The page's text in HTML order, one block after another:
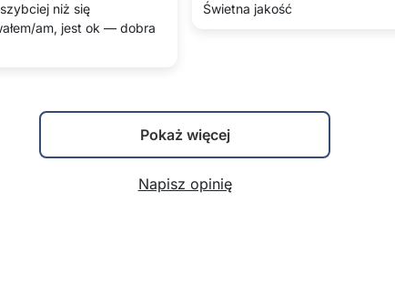
niż się
am, jest ok — dobra
Świetna jakość
Pokaż więcej
Napisz opinię